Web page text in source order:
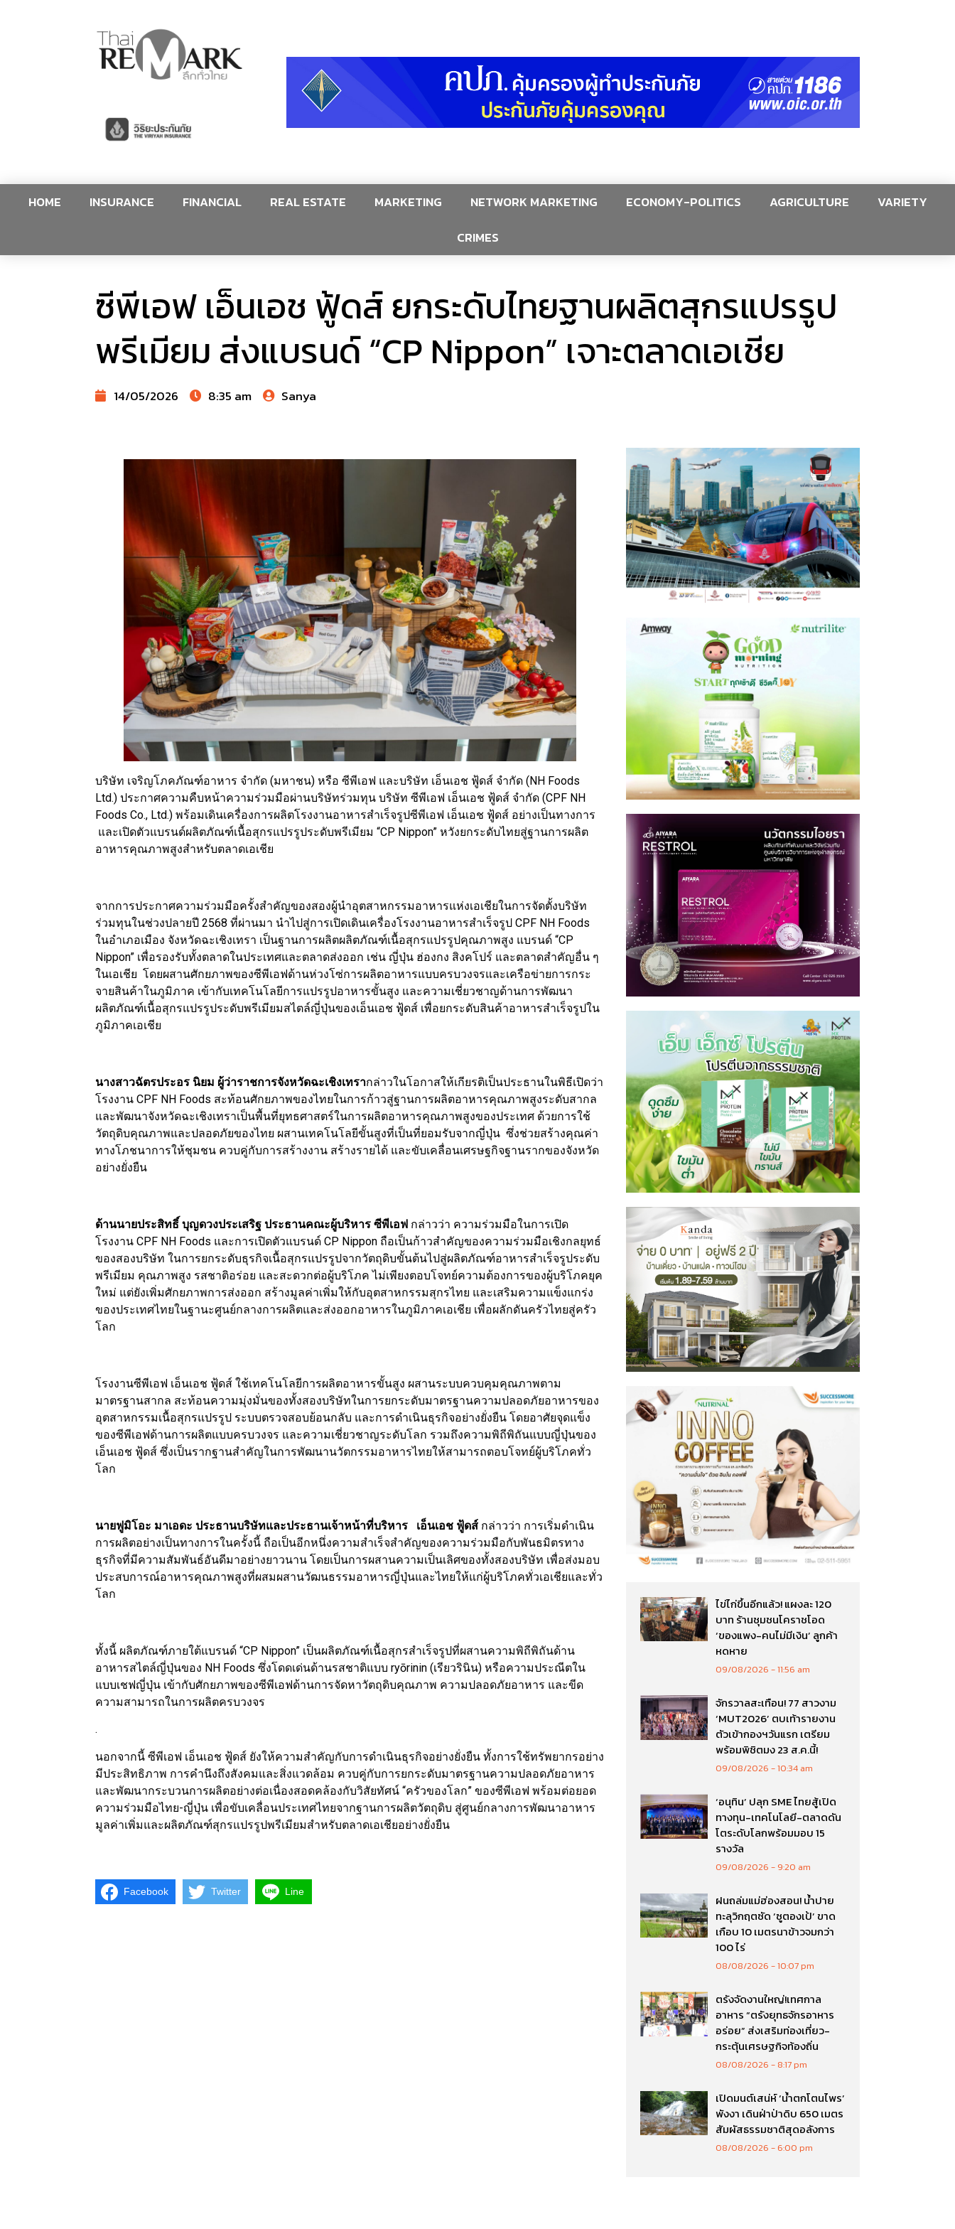
HOME INSURANCE FINANCIAL REAL ESTATE MARKETING NETWORK MARKETING ECONOMY-POLITICS AGRICULTURE
VARIETY
CRIMES
ซีพีเอฟ เอ็นเอช ฟู้ดส์ ยกระดับไทยฐานผลิตสุกรแปรรูป
พรีเมียม ส่งแบรนด์ “CP Nippon” เจาะตลาดเอเชีย
14/05/2026 8:35 am Sanya
บริษัท เจริญโภคภัณฑ์อาหาร จำกัด (มหาชน) หรือ ซีพีเอฟ และบริษัท เอ็นเอช ฟู้ดส์ จำกัด (NH Foods
Ltd.) ประกาศความคืบหน้าความร่วมมือผ่านบริษัทร่วมทุน บริษัท ซีพีเอฟ เอ็นเอช ฟู้ดส์ จำกัด (CPF NH
Foods Co., Ltd.) พร้อมเดินเครื่องการผลิตโรงงานอาหารสำเร็จรูปซีพีเอฟ เอ็นเอช ฟู้ดส์ อย่างเป็นทางการ
และเปิดตัวแบรนด์ผลิตภัณฑ์เนื้อสุกรแปรรูประดับพรีเมียม “CP Nippon” หวังยกระดับไทยสู่ฐานการผลิต
อาหารคุณภาพสูงสำหรับตลาดเอเชีย
จากการประกาศความร่วมมือครั้งสำคัญของสองผู้นำอุตสาหกรรมอาหารแห่งเอเชียในการจัดตั้งบริษัท
ร่วมทุนในช่วงปลายปี 2568 ที่ผ่านมา นำไปสู่การเปิดเดินเครื่องโรงงานอาหารสำเร็จรูป CPF NH Foods
ในอำเภอเมือง จังหวัดฉะเชิงเทรา เป็นฐานการผลิตผลิตภัณฑ์เนื้อสุกรแปรรูปคุณภาพสูง แบรนด์ “CP
Nippon” เพื่อรองรับทั้งตลาดในประเทศและตลาดส่งออก เช่น ญี่ปุ่น ฮ่องกง สิงคโปร์ และตลาดสำคัญอื่น ๆ
ในเอเชีย โดยผสานศักยภาพของซีพีเอฟด้านห่วงโซ่การผลิตอาหารแบบครบวงจรและเครือข่ายการกระ
จายสินค้าในภูมิภาค เข้ากับเทคโนโลยีการแปรรูปอาหารขั้นสูง และความเชี่ยวชาญด้านการพัฒนา
ผลิตภัณฑ์เนื้อสุกรแปรรูประดับพรีเมียมสไตล์ญี่ปุ่นของเอ็นเอช ฟู้ดส์ เพื่อยกระดับสินค้าอาหารสำเร็จรูปใน
ภูมิภาคเอเชีย
นางสาวฉัตรประอร นิยม ผู้ว่าราชการจังหวัดฉะเชิงเทรากล่าวในโอกาสให้เกียรติเป็นประธานในพิธีเปิดว่า
โรงงาน CPF NH Foods สะท้อนศักยภาพของไทยในการก้าวสู่ฐานการผลิตอาหารคุณภาพสูงระดับสากล
และพัฒนาจังหวัดฉะเชิงเทราเป็นพื้นที่ยุทธศาสตร์ในการผลิตอาหารคุณภาพสูงของประเทศ ด้วยการใช้
วัตถุดิบคุณภาพและปลอดภัยของไทย ผสานเทคโนโลยีขั้นสูงที่เป็นที่ยอมรับจากญี่ปุ่น ซึ่งช่วยสร้างคุณค่า
ทางโภชนาการให้ชุมชน ควบคู่กับการสร้างงาน สร้างรายได้ และขับเคลื่อนเศรษฐกิจฐานรากของจังหวัด
อย่างยั่งยืน
ด้านนายประสิทธิ์ บุญดวงประเสริฐ ประธานคณะผู้บริหาร ซีพีเอฟ กล่าวว่า ความร่วมมือในการเปิด
โรงงาน CPF NH Foods และการเปิดตัวแบรนด์ CP Nippon ถือเป็นก้าวสำคัญของความร่วมมือเชิงกลยุทธ์
ของสองบริษัท ในการยกระดับธุรกิจเนื้อสุกรแปรรูปจากวัตถุดิบขั้นต้นไปสู่ผลิตภัณฑ์อาหารสำเร็จรูประดับ
พรีเมียม คุณภาพสูง รสชาติอร่อย และสะดวกต่อผู้บริโภค ไม่เพียงตอบโจทย์ความต้องการของผู้บริโภคยุค
ใหม่ แต่ยังเพิ่มศักยภาพการส่งออก สร้างมูลค่าเพิ่มให้กับอุตสาหกรรมสุกรไทย และเสริมความแข็งแกร่ง
ของประเทศไทยในฐานะศูนย์กลางการผลิตและส่งออกอาหารในภูมิภาคเอเชีย เพื่อผลักดันครัวไทยสู่ครัว
โลก
โรงงานซีพีเอฟ เอ็นเอช ฟู้ดส์ ใช้เทคโนโลยีการผลิตอาหารขั้นสูง ผสานระบบควบคุมคุณภาพตาม
มาตรฐานสากล สะท้อนความมุ่งมั่นของทั้งสองบริษัทในการยกระดับมาตรฐานความปลอดภัยอาหารของ
อุตสาหกรรมเนื้อสุกรแปรรูป ระบบตรวจสอบย้อนกลับ และการดำเนินธุรกิจอย่างยั่งยืน โดยอาศัยจุดแข็ง
ของซีพีเอฟด้านการผลิตแบบครบวงจร และความเชี่ยวชาญระดับโลก รวมถึงความพิถีพิถันแบบญี่ปุ่นของ
เอ็นเอช ฟู้ดส์ ซึ่งเป็นรากฐานสำคัญในการพัฒนานวัตกรรมอาหารไทยให้สามารถตอบโจทย์ผู้บริโภคทั่ว
โลก
นายฟูมิโอะ มาเอดะ ประธานบริษัทและประธานเจ้าหน้าที่บริหาร เอ็นเอช ฟู้ดส์ กล่าวว่า การเริ่มดำเนิน
การผลิตอย่างเป็นทางการในครั้งนี้ ถือเป็นอีกหนึ่งความสำเร็จสำคัญของความร่วมมือกับพันธมิตรทาง
ธุรกิจที่มีความสัมพันธ์อันดีมาอย่างยาวนาน โดยเป็นการผสานความเป็นเลิศของทั้งสองบริษัท เพื่อส่งมอบ
ประสบการณ์อาหารคุณภาพสูงที่ผสมผสานวัฒนธรรมอาหารญี่ปุ่นและไทยให้แก่ผู้บริโภคทั่วเอเชียและทั่ว
โลก
ทั้งนี้ ผลิตภัณฑ์ภายใต้แบรนด์ “CP Nippon” เป็นผลิตภัณฑ์เนื้อสุกรสำเร็จรูปที่ผสานความพิถีพิถันด้าน
อาหารสไตล์ญี่ปุ่นของ NH Foods ซึ่งโดดเด่นด้านรสชาติแบบ ryōrinin (เรียวรินิน) หรือความประณีตใน
แบบเชฟญี่ปุ่น เข้ากับศักยภาพของซีพีเอฟด้านการจัดหาวัตถุดิบคุณภาพ ความปลอดภัยอาหาร และขีด
ความสามารถในการผลิตครบวงจร
.
นอกจากนี้ ซีพีเอฟ เอ็นเอช ฟู้ดส์ ยังให้ความสำคัญกับการดำเนินธุรกิจอย่างยั่งยืน ทั้งการใช้ทรัพยากรอย่าง
มีประสิทธิภาพ การคำนึงถึงสังคมและสิ่งแวดล้อม ควบคู่กับการยกระดับมาตรฐานความปลอดภัยอาหาร
และพัฒนากระบวนการผลิตอย่างต่อเนื่องสอดคล้องกับวิสัยทัศน์ “ครัวของโลก” ของซีพีเอฟ พร้อมต่อยอด
ความร่วมมือไทย-ญี่ปุ่น เพื่อขับเคลื่อนประเทศไทยจากฐานการผลิตวัตถุดิบ สู่ศูนย์กลางการพัฒนาอาหาร
มูลค่าเพิ่มและผลิตภัณฑ์สุกรแปรรูปพรีเมียมสำหรับตลาดเอเชียอย่างยั่งยืน
Facebook Twitter Line
ไข่ไก่ขึ้นอีกแล้ว! แผงละ 120
บาท ร้านชุมชนโคราชโอด
‘ของแพง-คนไม่มีเงิน’ ลูกค้า
หดหาย
09/08/2026 11:56 am
จักรวาลสะเทือน! 77 สาวงาม
‘MUT2026’ ตบเท้ารายงาน
ตัวเข้ากองฯวันแรก เตรียม
พร้อมพิชิตมง 23 ส.ค.นี้!
09/08/2026 10:34 am
‘อนุทิน’ ปลุก SME ไทยสู้เปิด
ทางทุน-เทคโนโลยี-ตลาดดัน
โตระดับโลกพร้อมมอบ 15
รางวัล
09/08/2026 9:20 am
ฝนถล่มแม่ฮ่องสอน! น้ำปาย
ทะลุวิกฤตซัด ‘ซูตองเป้’ ขาด
เกือบ 10 เมตรนาข้าวจมกว่า
100 ไร่
08/08/2026 10:07 pm
ตรังจัดงานใหญ่!เทศกาล
อาหาร “ตรังยุทธจักรอาหาร
อร่อย” ส่งเสริมท่องเที่ยว-
กระตุ้นเศรษฐกิจท้องถิ่น
08/08/2026 8:17 pm
เปิดมนต์เสน่ห์ ‘น้ำตกโตนไพร’
พังงา เดินฝ่าป่าดิบ 650 เมตร
สัมผัสธรรมชาติสุดอลังการ
08/08/2026 6:00 pm